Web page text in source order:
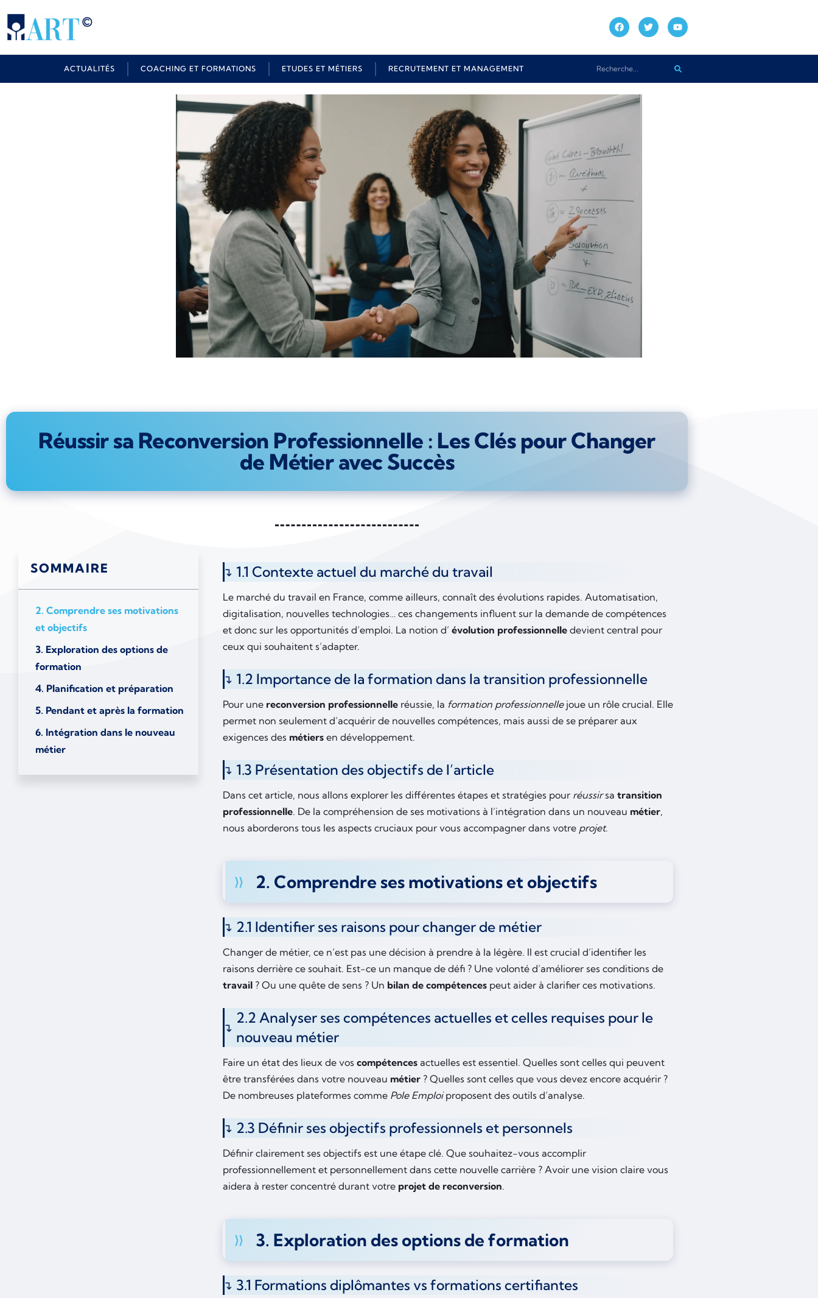
ACTUALITÉS COACHING ET FORMATIONS ETUDES ET MÉTIERS RECRUTEMENT ET MANAGEMENT
Réussir sa Reconversion Professionnelle : Les Clés pour Changer
de Métier avec Succès
SOMMAIRE
2. Comprendre ses motivations
et objectifs
3. Exploration des options de
formation
4. Planification et préparation
5. Pendant et après la formation
6. Intégration dans le nouveau
métier
1.1 Contexte actuel du marché du travail
Le marché du travail en France, comme ailleurs, connaît des évolutions rapides. Automatisation,
digitalisation, nouvelles technologies… ces changements influent sur la demande de compétences
et donc sur les opportunités d’emploi. La notion d’ évolution professionnelle devient central pour
ceux qui souhaitent s’adapter.
1.2 Importance de la formation dans la transition professionnelle
Pour une reconversion professionnelle réussie, la formation professionnellejoue un rôle crucial. Elle
permet non seulement d’acquérir de nouvelles compétences, mais aussi de se préparer aux
exigences des métiers en développement.
1.3 Présentation des objectifs de l’article
Dans cet article, nous allons explorer les différentes étapes et stratégies pour réussirsa transition
professionnelle. De la compréhension de ses motivations à l’intégration dans un nouveau métier,
nous aborderons tous les aspects cruciaux pour vous accompagner dans votre projet.
2. Comprendre ses motivations et objectifs
2.1 Identifier ses raisons pour changer de métier
Changer de métier, ce n’est pas une décision à prendre à la légère. Il est crucial d’identifier les
raisons derrière ce souhait. Est-ce un manque de défi ? Une volonté d’améliorer ses conditions de
travail ? Ou une quête de sens ? Un bilan de compétences peut aider à clarifier ces motivations.
2.2 Analyser ses compétences actuelles et celles requises pour le
nouveau métier
Faire un état des lieux de vos compétences actuelles est essentiel. Quelles sont celles qui peuvent
être transférées dans votre nouveau métier ? Quelles sont celles que vous devez encore acquérir ?
De nombreuses plateformes comme Pole Emploiproposent des outils d’analyse.
2.3 Définir ses objectifs professionnels et personnels
Définir clairement ses objectifs est une étape clé. Que souhaitez-vous accomplir
professionnellement et personnellement dans cette nouvelle carrière ? Avoir une vision claire vous
aidera à rester concentré durant votre projet de reconversion.
3. Exploration des options de formation
3.1 Formations diplômantes vs formations certifiantes